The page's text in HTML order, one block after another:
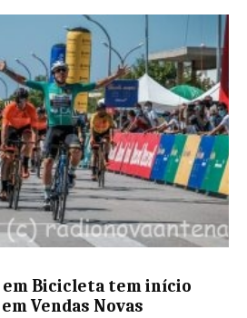
Bicicleta tem início
Vendas Novas